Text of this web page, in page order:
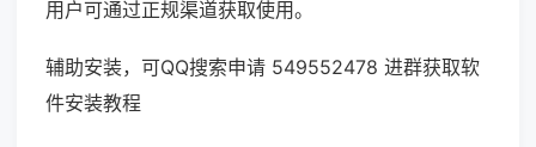
用户可通过正规渠道获取使用。
辅助安装，可QQ搜索申请 549552478 进群获取软
件安装教程